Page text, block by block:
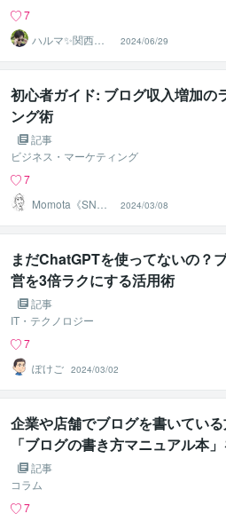
7
ハルマ✨関西の
傾聴マスター
2024/06/29
初心者ガイド: ブログ収入増加の
ング術
記事
ビジネス・マーケティング
7
Momota《SNS
マーケッター》
2024/03/08
まだChatGPTを使ってないの？
営を3倍ラクにする活用術
記事
IT・テクノロジー
7
ぽけご 2024/03/02
企業や店舗でブログを書いてい
「ブログの書き方マニュアル本
ました！
記事
コラム
7